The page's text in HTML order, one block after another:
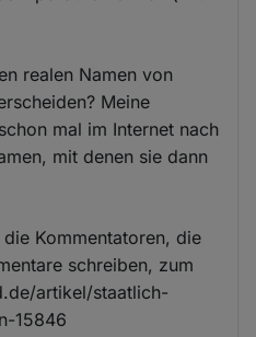
realen Namen von
Meine
mal im Internet nach
mit denen sie dann
Kommentatoren, die
schreiben, zum
artikel/staatlich-
15846